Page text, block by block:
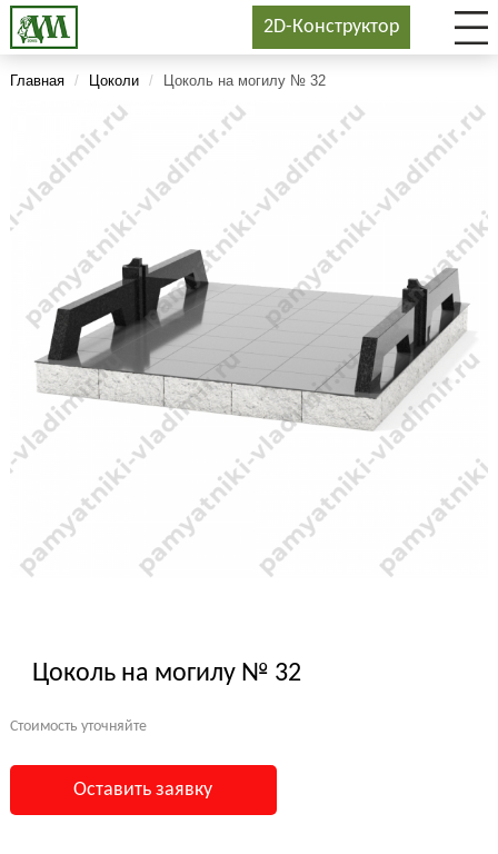
2D-Конструктор
Главная / Цоколи / Цоколь на могилу № 32
Цоколь на могилу № 32
Стоимость уточняйте
Оставить заявку